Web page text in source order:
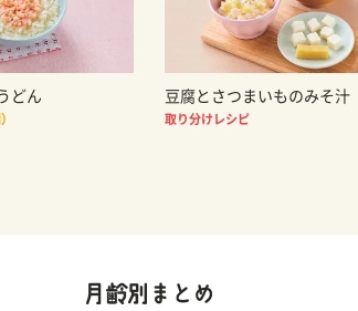
どん 豆腐とさつまいものみそ汁
取り分けレシピ